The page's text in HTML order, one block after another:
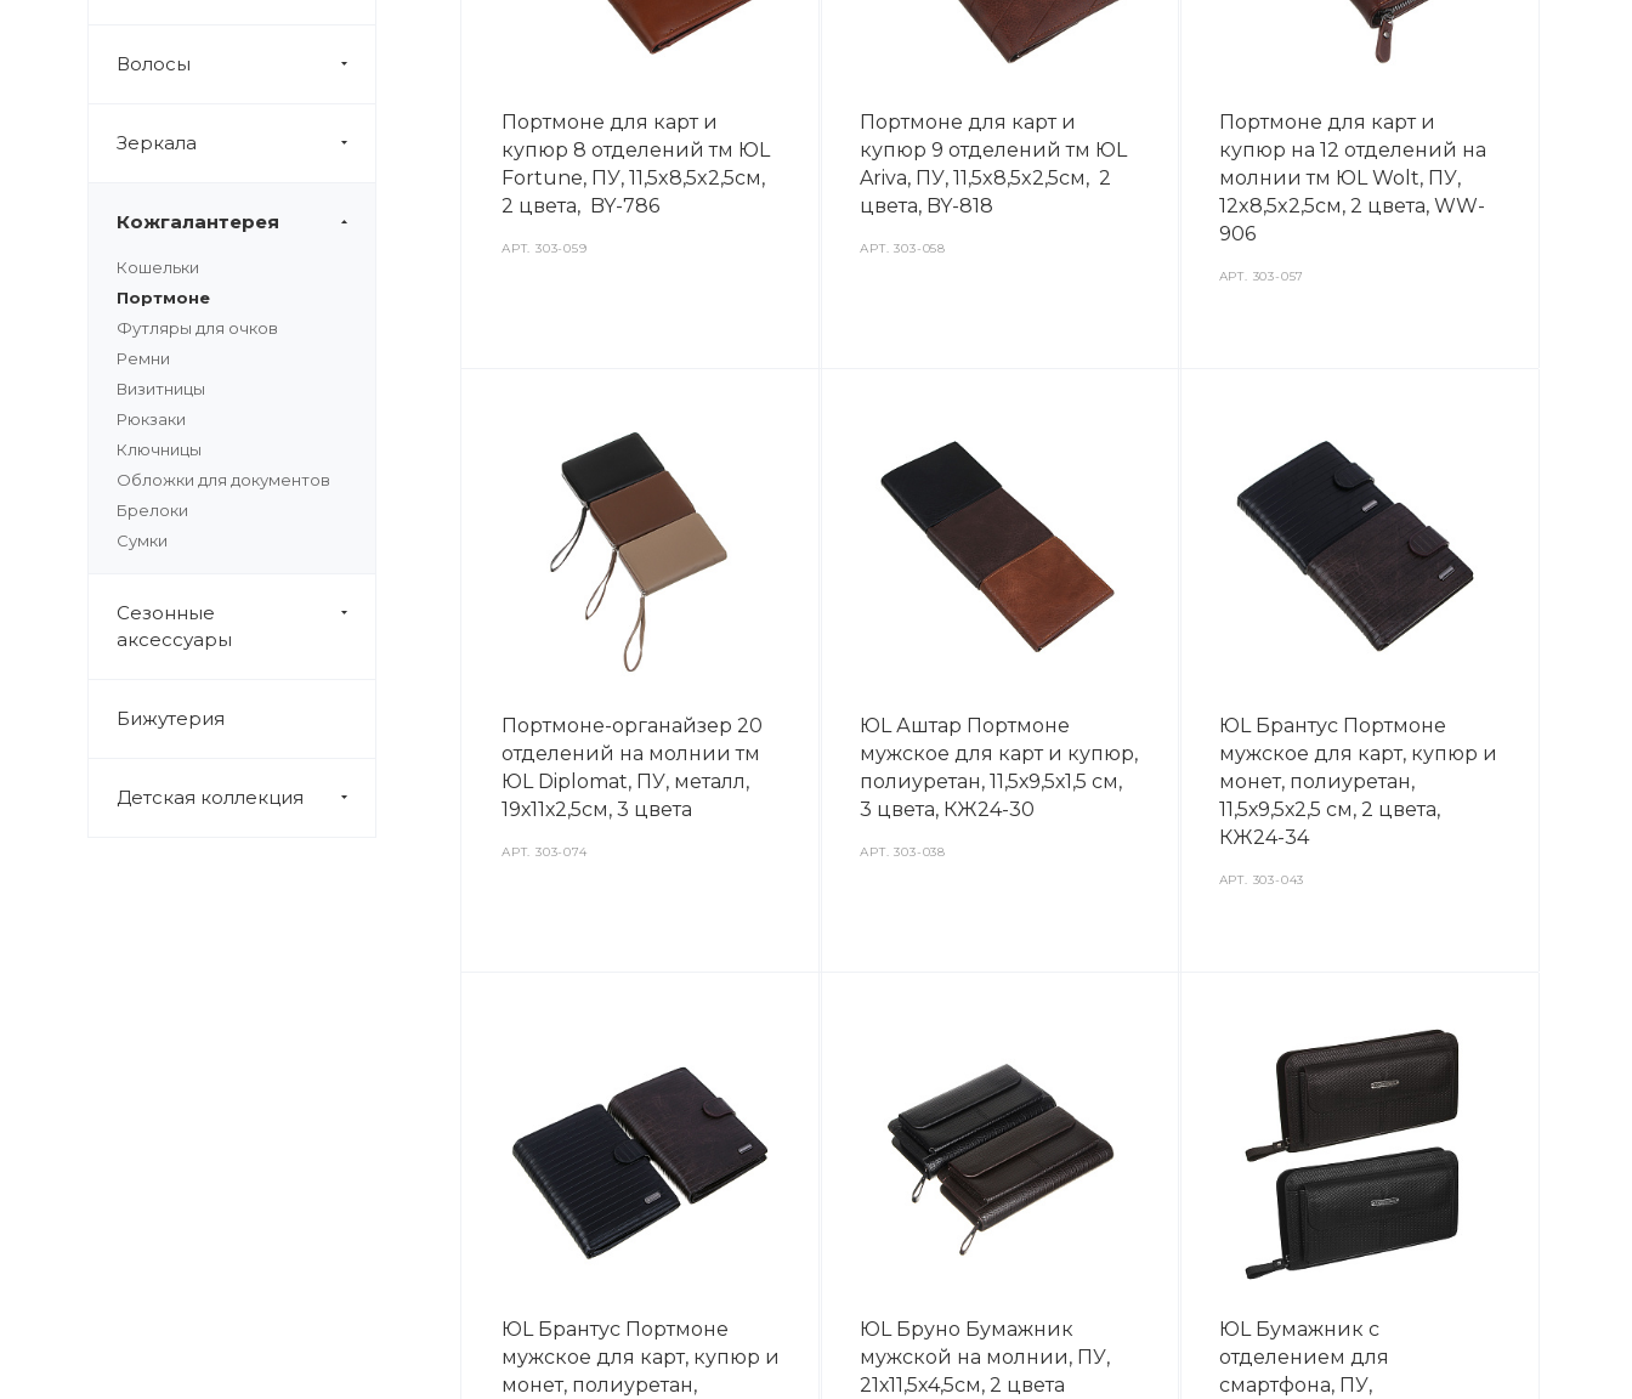
Волосы
Зеркала
Кожгалантерея
Кошельки
Портмоне
Футляры для очков
Ремни
Визитницы
Рюкзаки
Ключницы
Обложки для документов
Брелоки
Сумки
Сезонные
аксессуары
Бижутерия
Детская коллекция
Портмоне для карт и
купюр 8 отделений тм ЮL
Fortune, ПУ, 11,5x8,5x2,5см,
2 цвета, BY-786
АРТ.303-059
Портмоне для карт и
купюр 9 отделений тм ЮL
Ariva, ПУ, 11,5x8,5x2,5см, 2
цвета, BY-818
АРТ.303-058
Портмоне для карт и
купюр на 12 отделений на
молнии тм ЮL Wolt, ПУ,
12x8,5x2,5см, 2 цвета, WW-
906
АРТ. 303-057
Портмоне-органайзер 20
отделений на молнии тм
ЮL Diplomat, ПУ, металл,
19х11х2,5см, 3 цвета
АРТ.303-074
ЮL Аштар Портмоне
мужское для карт и купюр,
полиуретан, 11,5х9,5х1,5 см,
3 цвета, КЖ24-30
АРТ.303-038
ЮL Брантус Портмоне
мужское для карт, купюр и
монет, полиуретан,
11,5х9,5х2,5 см, 2 цвета,
КЖ24-34
АРТ. 303-043
ЮL Брантус Портмоне
мужское для карт, купюр и
монет, полиуретан,
ЮL Бруно Бумажник
мужской на молнии, ПУ,
21х11,5х4,5см, 2 цвета
ЮL Бумажник с
отделением для
смартфона, ПУ,